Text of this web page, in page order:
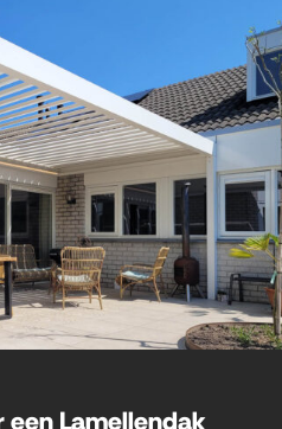
een Lamellendak